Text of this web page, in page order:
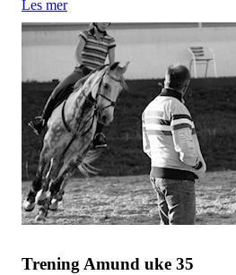
Les mer
Trening Amund uke 35